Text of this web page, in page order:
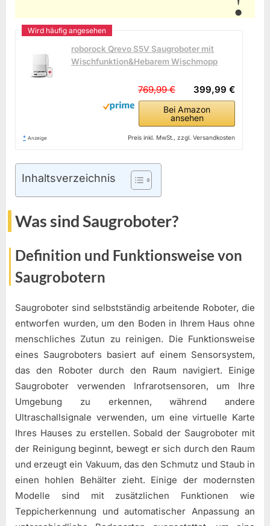
roborock Qrevo S5V Saugroboter mit
Wischfunktion&Hebarem Wischmopp
399,99 €
769,99 €
Bei Amazon
ansehen
* Anzeige Preis inkl. MwSt., zzgl. Versandkosten
Inhaltsverzeichnis
Was sind Saugroboter?
Definition und Funktionsweise von
Saugrobotern
Saugroboter sind selbstständig arbeitende Roboter, die
entworfen wurden, um den Boden in Ihrem Haus ohne
menschliches Zutun zu reinigen. Die Funktionsweise
eines Saugroboters basiert auf einem Sensorsystem,
das den Roboter durch den Raum navigiert. Einige
Saugroboter verwenden Infrarotsensoren, um Ihre
Umgebung zu erkennen, während andere
Ultraschallsignale verwenden, um eine virtuelle Karte
Ihres Hauses zu erstellen. Sobald der Saugroboter mit
der Reinigung beginnt, bewegt er sich durch den Raum
und erzeugt ein Vakuum, das den Schmutz und Staub in
einen hohlen Behälter zieht. Einige der modernsten
Modelle sind mit zusätzlichen Funktionen wie
Teppicherkennung und automatischer Anpassung an